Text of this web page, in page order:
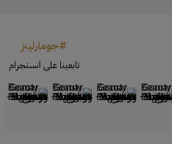
#جومارلينز
تابعينا على انستجرام